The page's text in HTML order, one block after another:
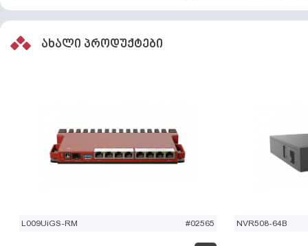
ახალი პროდუქტები
L009UiGS-RM #02565 NVR508-64B